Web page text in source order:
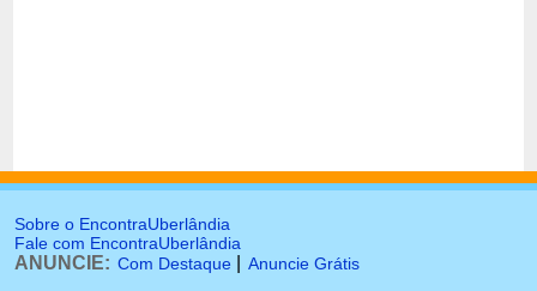
Sobre o EncontraUberlândia
Fale com EncontraUberlândia
ANUNCIE: Com Destaque Anuncie Grátis